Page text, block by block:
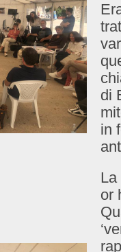
di
in
La
or